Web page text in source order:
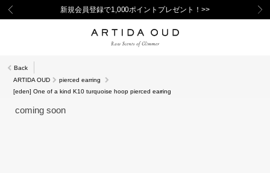
新規会員登録で1,000ポイントプレゼント！>>
Back
ARTIDA OUD
pierced earring
[eden] One of a kind K10 turquoise hoop pierced earring
coming soon